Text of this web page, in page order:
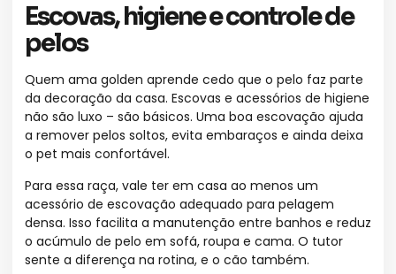
Escovas, higiene e controle de
pelos
Quem ama golden aprende cedo que o pelo faz parte
da decoração da casa. Escovas e acessórios de higiene
não são luxo – são básicos. Uma boa escovação ajuda
a remover pelos soltos, evita embaraços e ainda deixa
o pet mais confortável.
Para essa raça, vale ter em casa ao menos um
acessório de escovação adequado para pelagem
densa. Isso facilita a manutenção entre banhos e reduz
o acúmulo de pelo em sofá, roupa e cama. O tutor
sente a diferença na rotina, e o cão também.